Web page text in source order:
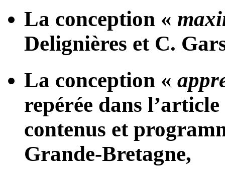
La conception «
Delignières et C.
La conception «
repérée dans
contenus et
Grande-Bretagne,